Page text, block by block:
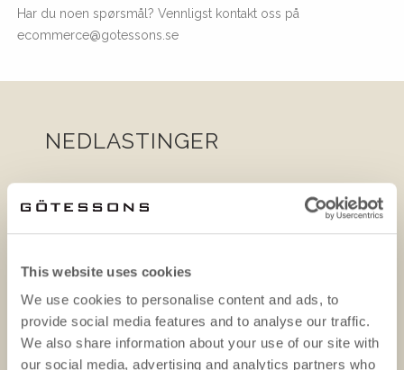
This website uses cookies
We use cookies to personalise content and ads, to
provide social media features and to analyse our traffic.
We also share information about your use of our site with
our social media, advertising and analytics partners who
Har du noen spørsmål? Vennligst kontakt oss på
ecommerce@gotessons.se
NEDLASTINGER